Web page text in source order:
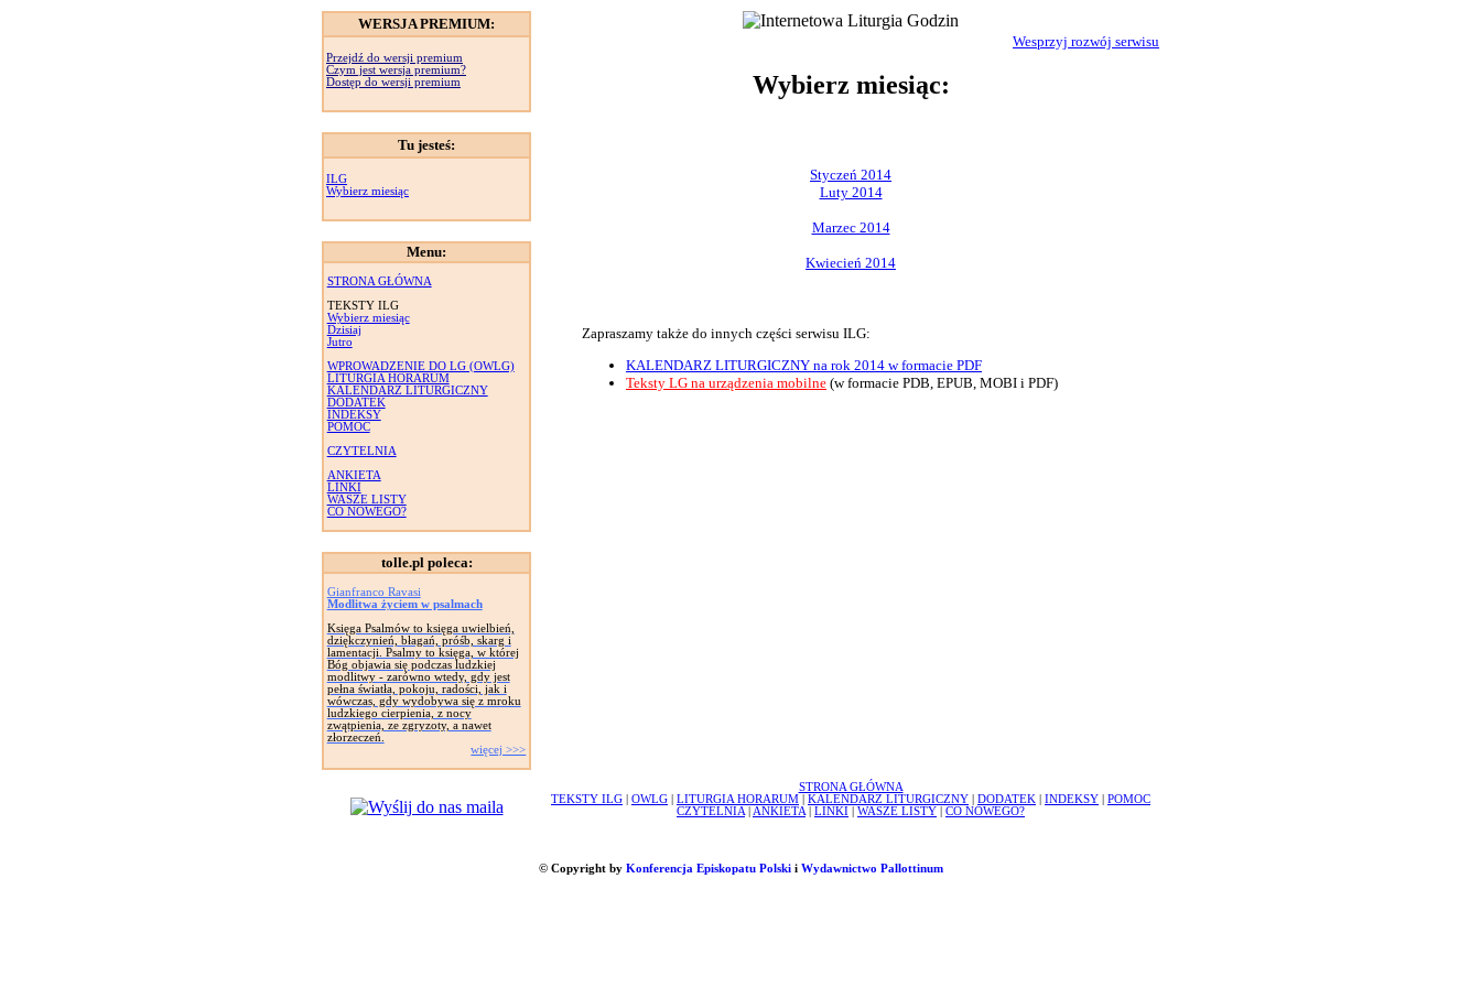
WERSJA PREMIUM:
Przejdź do wersji premium
Czym jest wersja premium?
Dostęp do wersji premium
Tu jesteś:
ILG
Wybierz miesiąc
Menu:
STRONA GŁÓWNA
TEKSTY ILG
Wybierz miesiąc
Dzisiaj
Jutro
WPROWADZENIE DO LG (OWLG)
LITURGIA HORARUM
KALENDARZ LITURGICZNY
DODATEK
INDEKSY
POMOC
CZYTELNIA
ANKIETA
LINKI
WASZE LISTY
CO NOWEGO?
tolle.pl poleca:
Gianfranco Ravasi
Modlitwa życiem w psalmach
Księga Psalmów to księga uwielbień,
dziękczynień, błagań, próśb, skarg i
lamentacji. Psalmy to księga, w której
Bóg objawia się podczas ludzkiej
modlitwy - zarówno wtedy, gdy jest
pełna światła, pokoju, radości, jak i
wówczas, gdy wydobywa się z mroku
ludzkiego cierpienia, z nocy
zwątpienia, ze zgryzoty, a nawet
złorzeczeń.
więcej >>>
Wesprzyj rozwój serwisu
Wybierz miesiąc:
Styczeń 2014
Luty 2014
Marzec 2014
Kwiecień 2014
Zapraszamy także do innych części serwisu ILG:
KALENDARZ LITURGICZNY na rok 2014 w formacie PDF
Teksty LG na urządzenia mobilne (w formacie PDB, EPUB, MOBI i PDF)
STRONA GŁÓWNA
TEKSTY ILG
OWLG LITURGIA HORARUM KALENDARZ LITURGICZNY DODATEK INDEKSY
POMOC
CZYTELNIA
ANKIETA LINKI WASZE LISTY CO NOWEGO?
© Copyright by Konferencja Episkopatu Polskii Wydawnictwo Pallottinum